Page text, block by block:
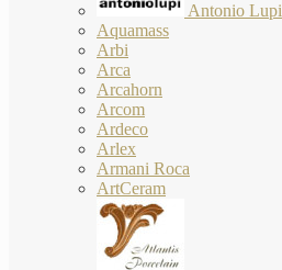
Antonio Lupi
Aquamass
Arbi
Arca
Arcahorn
Arcom
Ardeco
Arlex
Armani Roca
ArtCeram